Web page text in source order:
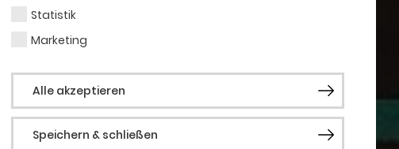
Statistik
Marketing
Alle akzeptieren
Speichern & schließen